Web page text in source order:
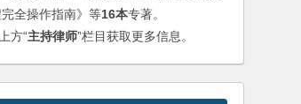
全操作指南》等16本专著。
方“主持律师”栏目获取更多信息。